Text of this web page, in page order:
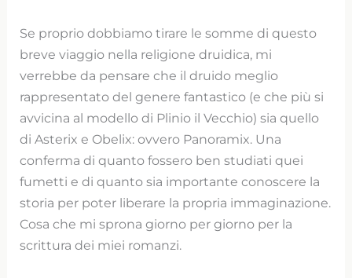
Se proprio dobbiamo tirare le somme di questo
breve viaggio nella religione druidica, mi
verrebbe da pensare che il druido meglio
rappresentato del genere fantastico (e che più si
avvicina al modello di Plinio il Vecchio) sia quello
di Asterix e Obelix: ovvero Panoramix. Una
conferma di quanto fossero ben studiati quei
fumetti e di quanto sia importante conoscere la
storia per poter liberare la propria immaginazione.
Cosa che mi sprona giorno per giorno per la
scrittura dei miei romanzi.